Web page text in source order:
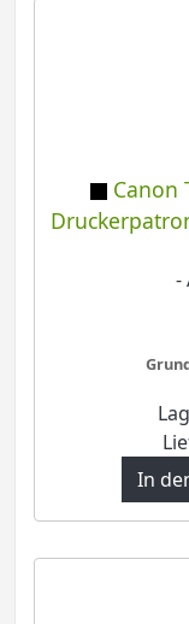
Canon
-
In